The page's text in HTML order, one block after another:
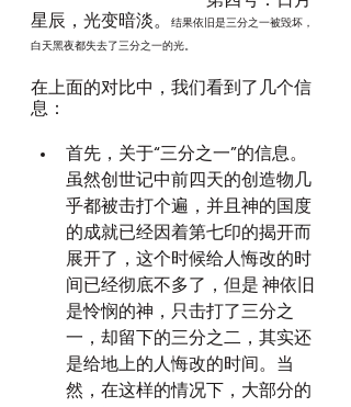
星辰，光变暗淡。
结果依旧是三分之一被毁坏，
白天黑夜都失去了三分之一的光。
在上面的对比中，我们看到了几个信
息：
首先，关于“三分之一”的信息。
虽然创世记中前四天的创造物几
乎都被击打个遍，并且神的国度
的成就已经因着第七印的揭开而
展开了，这个时候给人悔改的时
间已经彻底不多了，但是 神依旧
是怜悯的神，只击打了三分之
一，却留下的三分之二，其实还
是给地上的人悔改的时间。当
然，在这样的情况下，大部分的